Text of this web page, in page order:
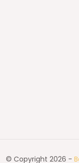
© Copyright 2026 -